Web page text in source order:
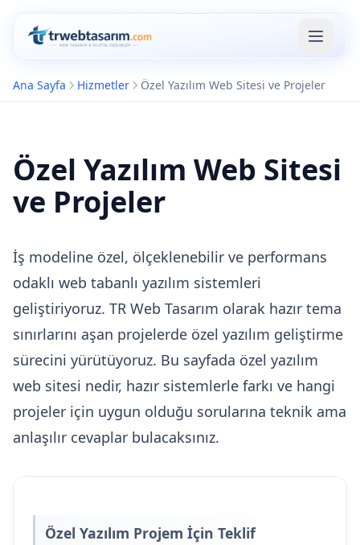
B2B Bayi
Yönetim
Yazılımı
CRM Yazılımı
Yazılımı
Özel ERP
Ana Sayfa Hizmetler Özel Yazılım Web Sitesi ve Projeler
Özel Yazılım Web Sitesi
ve Projeler
İş modeline özel, ölçeklenebilir ve performans
odaklı web tabanlı yazılım sistemleri
geliştiriyoruz. TR Web Tasarım olarak hazır tema
sınırlarını aşan projelerde özel yazılım geliştirme
sürecini yürütüyoruz. Bu sayfada özel yazılım
web sitesi nedir, hazır sistemlerle farkı ve hangi
projeler için uygun olduğu sorularına teknik ama
anlaşılır cevaplar bulacaksınız.
Özel Yazılım Projem İçin Teklif